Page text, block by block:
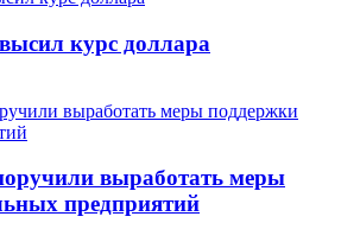
курс доллара
выработать меры
предприятий